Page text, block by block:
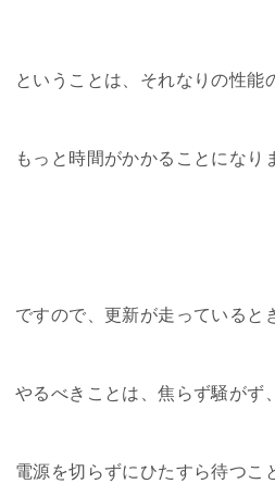
ということは、それなりの性能
もっと時間がかかることになり
ですので、更新が走っていると
やるべきことは、焦らず騒がず、
電源を切らずにひたすら待つこ